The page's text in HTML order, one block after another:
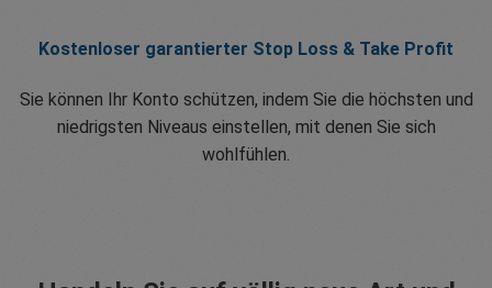
Kostenloser garantierter Stop Loss & Take Profit
Sie können Ihr Konto schützen, indem Sie die höchsten und
niedrigsten Niveaus einstellen, mit denen Sie sich
wohlfühlen.